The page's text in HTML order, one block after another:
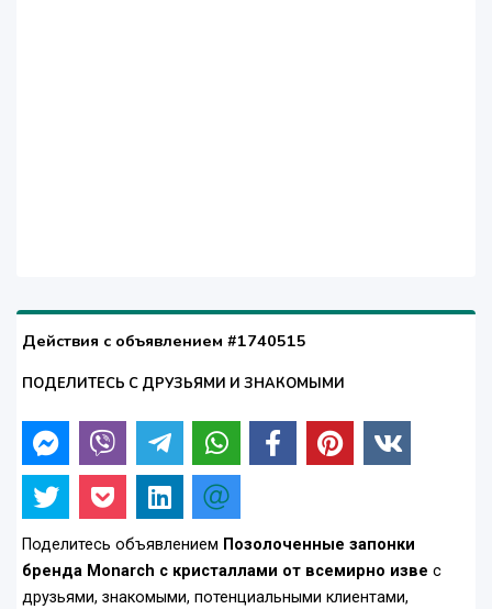
Действия с объявлением #1740515
ПОДЕЛИТЕСЬ С ДРУЗЬЯМИ И ЗНАКОМЫМИ
Поделитесь объявлением Позолоченные запонки
бренда Monarch с кристаллами от всемирно изве с
друзьями, знакомыми, потенциальными клиентами,